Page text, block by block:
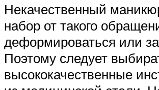
Некачественный
набор от такого
деформироваться или
Поэтому следует
высококачественные